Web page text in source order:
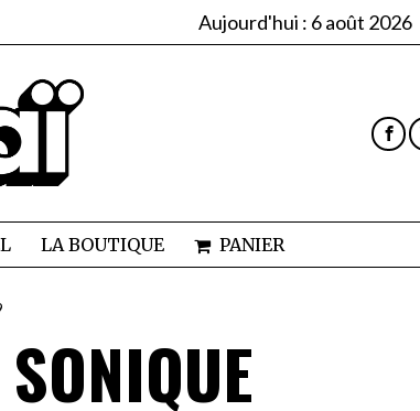
Aujourd'hui : 6 août 2026
LA BOUTIQUE PANIER